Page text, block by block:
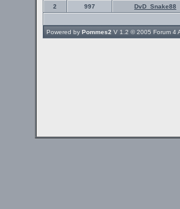
2
997 DvD_Snake88
Powered by Pommes2 V 1.2 © 2005 Forum 4